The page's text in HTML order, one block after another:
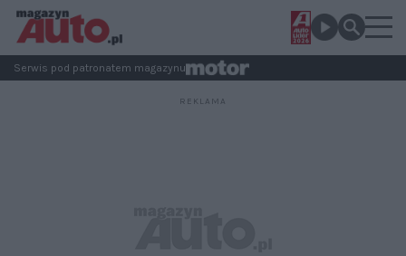
Serwis pod patronatem magazynu